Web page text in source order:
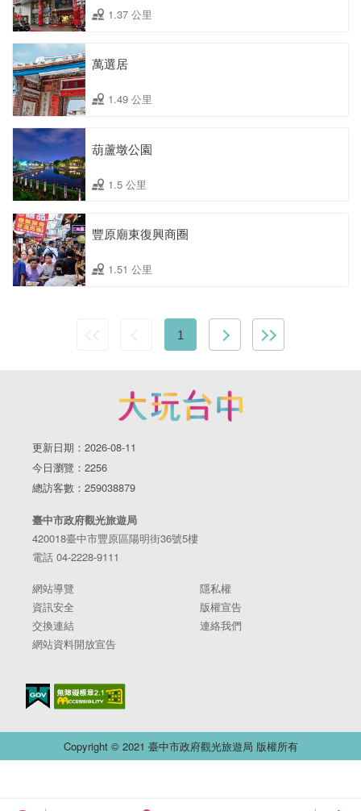
1.37 公里
萬選居
1.49 公里
葫蘆墩公園
1.5 公里
豐原廟東復興商圈
1.51 公里
1
更新日期：2026-08-11
今日瀏覽：2256
總訪客數：259038879
臺中市政府觀光旅遊局
420018臺中市豐原區陽明街36號5樓
電話 04-2228-9111
網站導覽
隱私權
資訊安全
版權宣告
交換連結
連絡我們
網站資料開放宣告
Copyright © 2021 臺中市政府觀光旅遊局 版權所有